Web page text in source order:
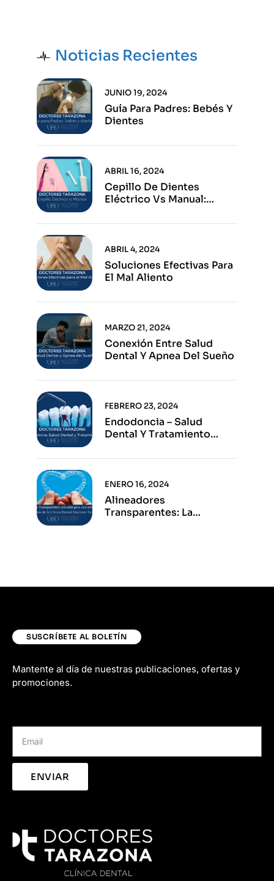
Noticias Recientes
Guía Para Padres: Bebés Y
Dientes
JUNIO 19, 2024
Cepillo De Dientes
Eléctrico Vs Manual:
De Cada Opción
ABRIL 16, 2024
Soluciones Efectivas Para
El Mal Aliento
ABRIL 4, 2024
Conexión Entre Salud
Dental Y Apnea Del Sueño
MARZO 21, 2024
Endodoncia – Salud
Dental Y Tratamiento
FEBRERO 23, 2024
Alineadores
Transparentes: La
ENERO 16, 2024
SUSCRÍBETE AL BOLETÍN
Mantente al día de nuestras publicaciones, ofertas y
promociones.
ENVIAR